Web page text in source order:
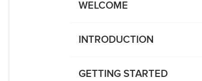
WELCOME
INTRODUCTION
GETTING STARTED